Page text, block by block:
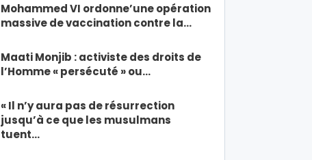
Mohammed VI ordonne’une opération
massive de vaccination contre la…
Maati Monjib : activiste des droits de
l’Homme « persécuté » ou…
« Il n’y aura pas de résurrection
jusqu’à ce que les musulmans
tuent…